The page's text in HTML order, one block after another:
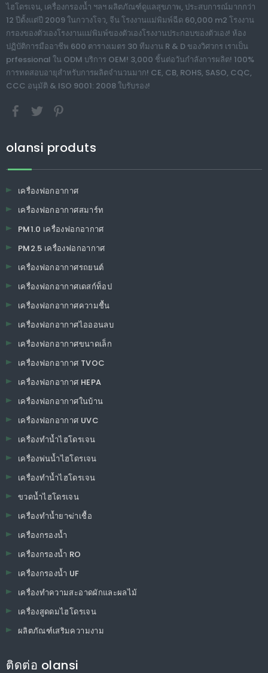
ไฮโดรเจน, เครื่องกรองน้ำ ฯลฯ ผลิตภัณฑ์ดูแลสุขภาพ, ประสบการณ์มากกว่า
12 ปีตั้งแต่ปี 2009 ในกวางโจว, จีน โรงงานแม่พิมพ์ฉีด 60,000 m2 โรงงาน
กรองของตัวเองโรงงานแม่พิมพ์ของตัวเองโรงงานประกอบของตัวเอง! ห้อง
ปฏิบัติการมืออาชีพ 600 ตารางเมตร 30 ทีมงาน R & D ของวิศวกร เราเป็น
prfessional ใน ODM บริการ OEM! 3,000 ชิ้นต่อวันกำลังการผลิต! 100%
การทดสอบอายุสำหรับการผลิตจำนวนมาก! CE, CB, ROHS, SASO, CQC,
CCC อนุมัติ & ISO 9001: 2008 ใบรับรอง!
olansi produts
เครื่องฟอกอากาศ
เครื่องฟอกอากาศสมาร์ท
PM1.0 เครื่องฟอกอากาศ
PM2.5 เครื่องฟอกอากาศ
เครื่องฟอกอากาศรถยนต์
เครื่องฟอกอากาศเดสก์ท็อป
เครื่องฟอกอากาศความชื้น
เครื่องฟอกอากาศไอออนลบ
เครื่องฟอกอากาศขนาดเล็ก
เครื่องฟอกอากาศ TVOC
เครื่องฟอกอากาศ HEPA
เครื่องฟอกอากาศในบ้าน
เครื่องฟอกอากาศ UVC
เครื่องทำน้ำไฮโดรเจน
เครื่องพ่นน้ำไฮโดรเจน
เครื่องทำน้ำไฮโดรเจน
ขวดน้ำไฮโดรเจน
เครื่องทำน้ำยาฆ่าเชื้อ
เครื่องกรองน้ำ
เครื่องกรองน้ำ RO
เครื่องกรองน้ำ UF
เครื่องทำความสะอาดผักและผลไม้
เครื่องสูดดมไฮโดรเจน
ผลิตภัณฑ์เสริมความงาม
ติดต่อ olansi